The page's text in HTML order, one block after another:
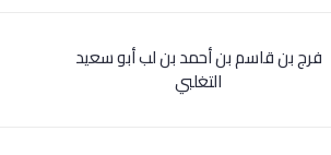
فرج بن قاسم بن أحمد بن لب أبو سعيد
التغلبي